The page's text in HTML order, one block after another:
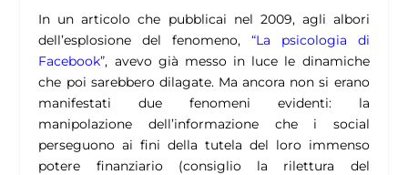
In un articolo che pubblicai nel 2009, agli albori
dell’esplosione del fenomeno, “La psicologia di
Facebook”, avevo già messo in luce le dinamiche
che poi sarebbero dilagate. Ma ancora non si erano
manifestati due fenomeni evidenti: la
manipolazione dell’informazione che i social
perseguono ai fini della tutela del loro immenso
potere finanziario (consiglio la rilettura del